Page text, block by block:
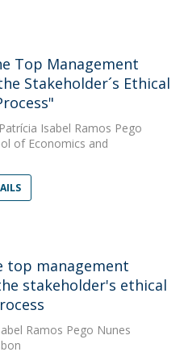
Top Management
Stakeholder´s Ethical
Isabel Ramos Pego
of Economics and
top management
stakeholder's ethical
Ramos Pego Nunes